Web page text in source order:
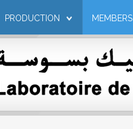
PRODUCTION MEMBERS